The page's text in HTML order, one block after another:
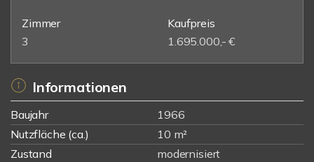
Zimmer
3
Kaufpreis
1.695.000,- €
Informationen
Baujahr
1966
Nutzfläche (ca.)
10 m²
Zustand
modernisiert